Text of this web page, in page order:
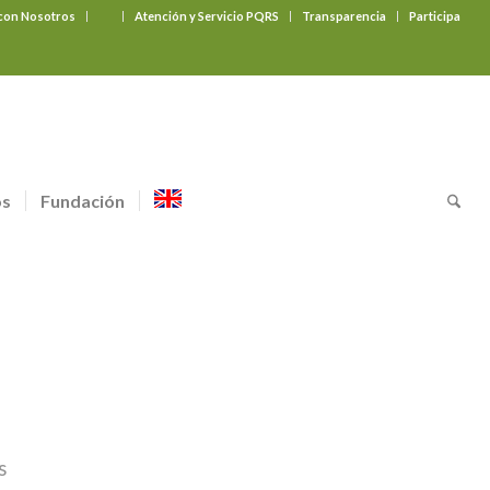
Nosotros Atención y Servicio PQRS Transparencia Participa
Fundación